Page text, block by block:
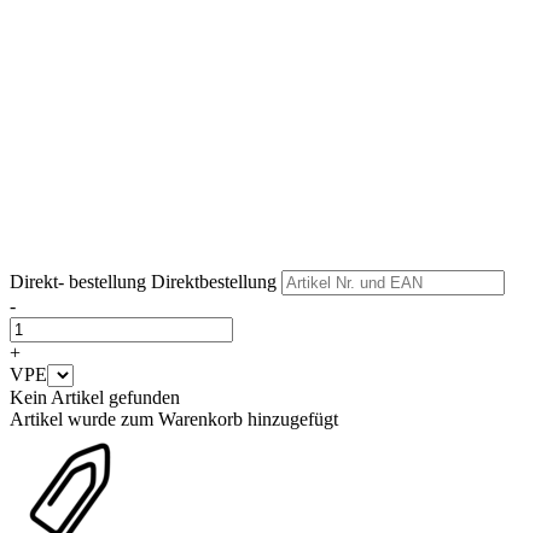
Direkt- bestellung Direktbestellung
-
+
VPE
Kein Artikel gefunden
Artikel wurde zum Warenkorb hinzugefügt